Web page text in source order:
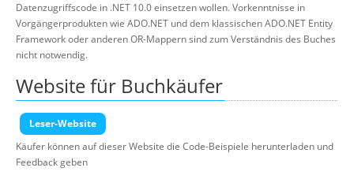
Datenzugriffscode in .NET 10.0 einsetzen wollen. Vorkenntnisse in
Vorgängerprodukten wie ADO.NET und dem klassischen ADO.NET Entity
Framework oder anderen OR-Mappern sind zum Verständnis des Buches
nicht notwendig.
Website für Buchkäufer
Leser-Website
Käufer können auf dieser Website die Code-Beispiele herunterladen und
Feedback geben